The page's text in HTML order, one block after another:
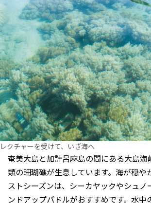
レクチャーを受けて、いざ海へ
奄美大島と加計呂麻島の間にある大島海
類の珊瑚礁が生息しています。海が穏や
ストシーズンは、シーカヤックやシュノ
ンドアップパドルがおすすめです。水中